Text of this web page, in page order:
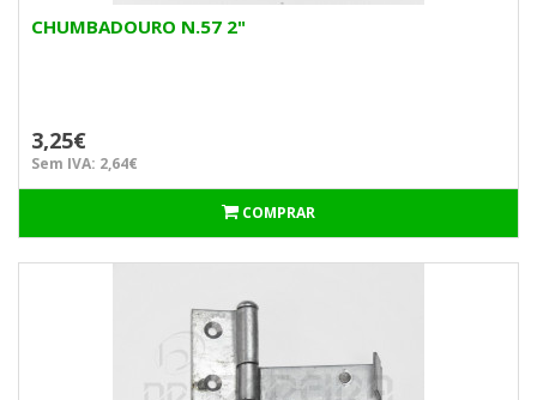
CHUMBADOURO N.57 2"
3,25€
Sem IVA: 2,64€
COMPRAR